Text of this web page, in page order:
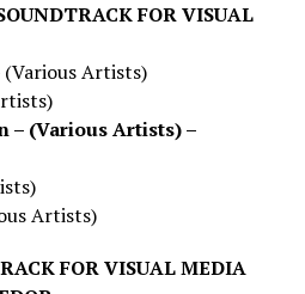
FOR VISUAL
(Various Artists)
– (Various Artists) –
Artists)
FOR VISUAL MEDIA